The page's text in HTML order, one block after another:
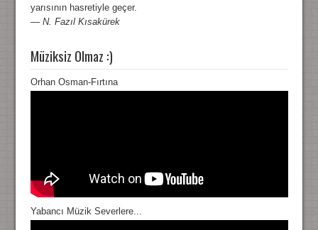
yarısının hasretiyle geçer.
— N. Fazıl Kısakürek
Müziksiz Olmaz :)
Orhan Osman-Fırtına
Yabancı Müzik Severlere...